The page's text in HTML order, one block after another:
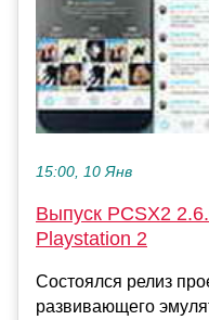
15:00, 10 Янв
Выпуск PCSX2
Playstation 2
Состоялся релиз
развивающего